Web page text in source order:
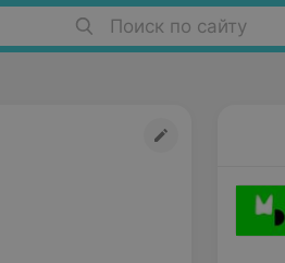
Поиск по сайту